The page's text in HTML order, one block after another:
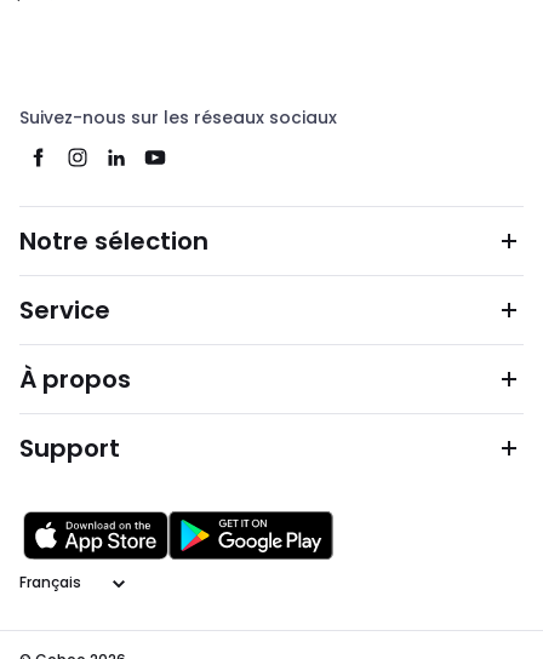
Suivez-nous sur les réseaux sociaux
Notre sélection
Service
À propos
Support
Langage